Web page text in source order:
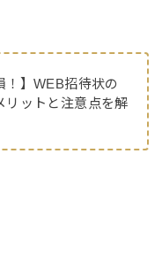
！】WEB招待状の
リットと注意点を解